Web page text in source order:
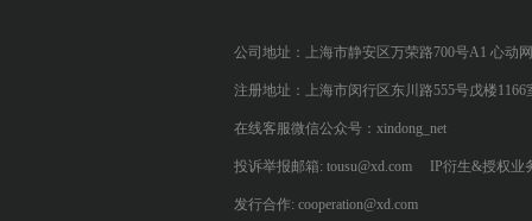
公司地址：上海市静安区万荣路700号A1 心动
注册地址：上海市闵行区东川路555号戊楼1166
在线客服微信公众号：xindong_net
投诉举报邮箱: tousu@xd.com IP衍生&授权业
发行合作: cooperation@xd.com